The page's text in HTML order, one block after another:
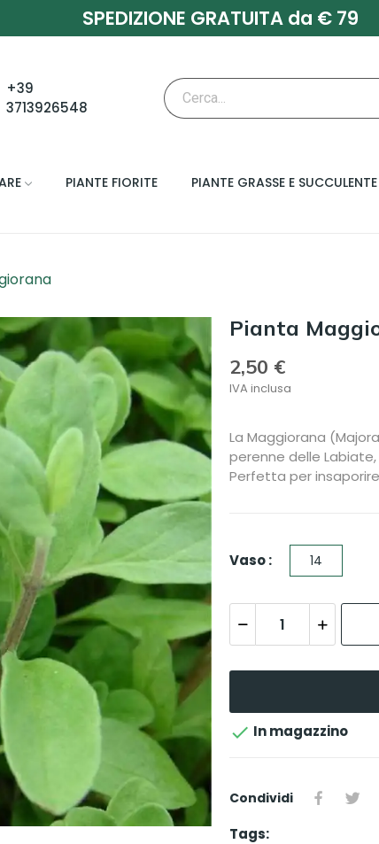
SPEDIZIONE GRATUITA da € 79
+39
3713926548
PIANTE FIORITE PIANTE GRASSE E SUCCULENTE
Pianta
2,50 €
IVA inclusa
La Maggiorana
perenne delle
Perfetta per
Vaso : 14
 In magazzino
Condividi
Tags: